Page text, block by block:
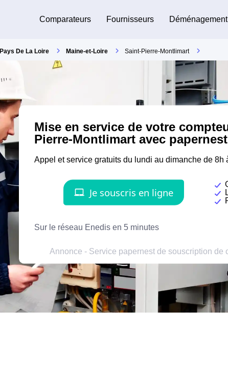
Comparateurs Fournisseurs Déménagement
Pays De La Loire Maine-et-Loire Saint-Pierre-Montlimart